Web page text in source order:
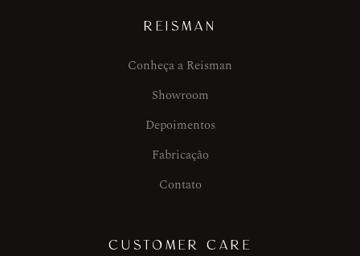
REISMAN
Conheça a Reisman
Showroom
Depoimentos
Fabricação
Contato
CUSTOMER CARE